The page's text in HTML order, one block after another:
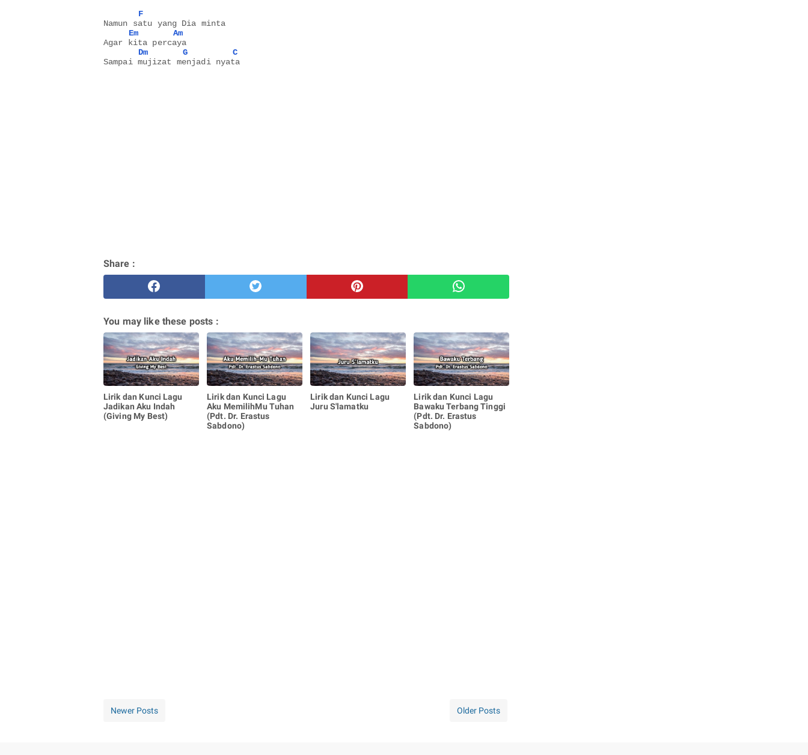
F
Namun satu yang Dia minta
Em
Am
Agar kita percaya
Dm
G
C
Sampai mujizat menjadi nyata
Share :
You may like these posts :
Lirik dan Kunci Lagu
Jadikan Aku Indah
(Giving My Best)
Lirik dan Kunci Lagu
Aku MemilihMu Tuhan
(Pdt. Dr. Erastus
Sabdono)
Lirik dan Kunci Lagu
Juru S'lamatku
Lirik dan Kunci Lagu
Bawaku Terbang Tinggi
(Pdt. Dr. Erastus
Sabdono)
Newer Posts Older Posts